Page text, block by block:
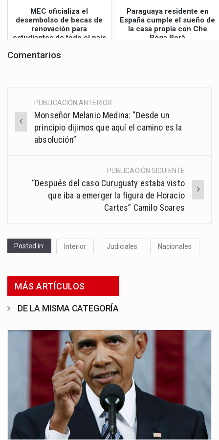
MEC oficializa el
desembolso de becas de
renovación para
estudiantes de todo el país
Paraguaya residente en
España cumple el sueño de
la casa propia con Che
Róga Porã
Comentarios
Post
navigation
PUBLICACIÓN ANTERIOR
Monseñor Melanio Medina: “Desde un
principio dijimos que aquí el camino es la
absolución”
PUBLICACIÓN SIGUIENTE
“Después del caso Curuguaty estaba visto
que iba a emerger la figura de Horacio
Cartes” Camilo Soares
Posted in: Interior Judiciales Nacionales
MÁS ARTÍCULOS
DE LA MISMA CATEGORÍA